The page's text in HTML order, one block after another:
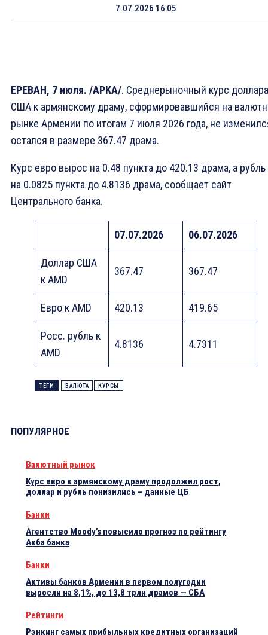
7.07.2026 16:05
ЕРЕВАН, 7 июля. /АРКА/. Среднерыночный курс доллара
США к армянскому драму, сформировавшийся на
рынке Армении по итогам 7 июля 2026 года, не
остался в размере 367.47 драма.
Курс евро вырос на 0.48 пункта до 420.13 драма, а
на 0.0825 пункта до 4.8136 драма, сообщает сайт
Центрального банка.
07.07.2026 06.07.2026
Доллар США
к AMD
367.47 367.47
Eвро к AMD 420.13 419.65
Росс. рубль к
AMD
4.8136 4.7311
ТЕГИ ВАЛЮТА КУРСЫ
ПОПУЛЯРНОЕ
Валютный рынок
Курс евро к армянскому драму продолжил рост,
доллар и рубль понизились – данные ЦБ
Банки
Агентство Moody’s повысило прогноз по рейтингу
Акба банка
Банки
Активы банков Армении в первом полугодии
выросли на 8,1%, до 13,8 трлн драмов — СБА
Рейтинги
Рэнкинг самых прибыльных кредитных организаций